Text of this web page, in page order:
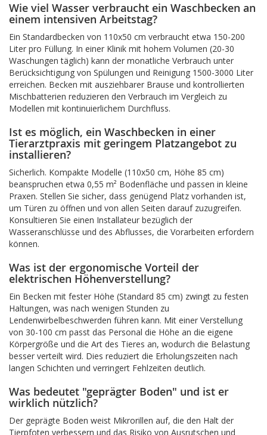
Wie viel Wasser verbraucht ein Waschbecken an
einem intensiven Arbeitstag?
Ein Standardbecken von 110x50 cm verbraucht etwa 150-200
Liter pro Füllung. In einer Klinik mit hohem Volumen (20-30
Waschungen täglich) kann der monatliche Verbrauch unter
Berücksichtigung von Spülungen und Reinigung 1500-3000 Liter
erreichen. Becken mit ausziehbarer Brause und kontrollierten
Mischbatterien reduzieren den Verbrauch im Vergleich zu
Modellen mit kontinuierlichem Durchfluss.
Ist es möglich, ein Waschbecken in einer
Tierarztpraxis mit geringem Platzangebot zu
installieren?
Sicherlich. Kompakte Modelle (110x50 cm, Höhe 85 cm)
beanspruchen etwa 0,55 m² Bodenfläche und passen in kleine
Praxen. Stellen Sie sicher, dass genügend Platz vorhanden ist,
um Türen zu öffnen und von allen Seiten darauf zuzugreifen.
Konsultieren Sie einen Installateur bezüglich der
Wasseranschlüsse und des Abflusses, die Vorarbeiten erfordern
können.
Was ist der ergonomische Vorteil der
elektrischen Höhenverstellung?
Ein Becken mit fester Höhe (Standard 85 cm) zwingt zu festen
Haltungen, was nach wenigen Stunden zu
Lendenwirbelbeschwerden führen kann. Mit einer Verstellung
von 30-100 cm passt das Personal die Höhe an die eigene
Körpergröße und die Art des Tieres an, wodurch die Belastung
besser verteilt wird. Dies reduziert die Erholungszeiten nach
langen Schichten und verringert Fehlzeiten deutlich.
Was bedeutet "geprägter Boden" und ist er
wirklich nützlich?
Der geprägte Boden weist Mikrorillen auf, die den Halt der
Tierpfoten verbessern und das Risiko von Ausrutschen und